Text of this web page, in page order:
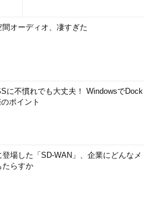
間オーディオ、凄すぎた
に不慣れでも大丈夫！ WindowsでDock
ポイント
登場した「SD-WAN」、企業にどんなメ
たらすか